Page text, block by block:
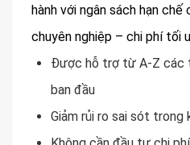
hành với ngân sách hạn
chuyên nghiệp – chi phí tối
Được hỗ trợ từ A-Z các
ban đầu
Giảm rủi ro sai sót trong